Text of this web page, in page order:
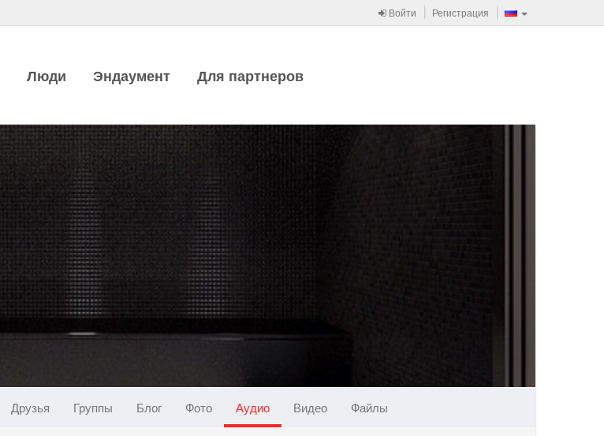
Войти Регистрация
Люди Эндаумент Для партнеров
Друзья Группы Блог Фото Аудио Видео Файлы